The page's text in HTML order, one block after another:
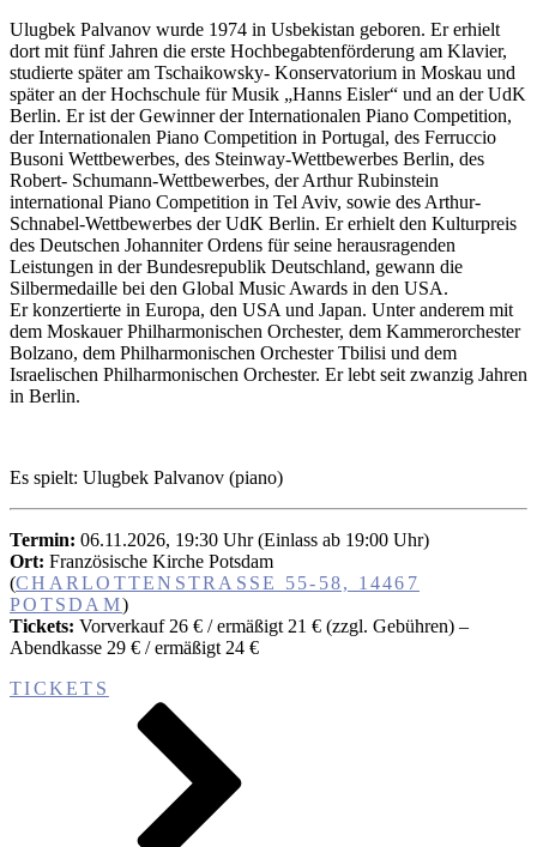
Ulugbek Palvanov wurde 1974 in Usbekistan geboren. Er erhielt
dort mit fünf Jahren die erste Hochbegabtenförderung am Klavier,
studierte später am Tschaikowsky- Konservatorium in Moskau und
später an der Hochschule für Musik „Hanns Eisler“ und an der UdK
Berlin. Er ist der Gewinner der Internationalen Piano Competition,
der Internationalen Piano Competition in Portugal, des Ferruccio
Busoni Wettbewerbes, des Steinway-Wettbewerbes Berlin, des
Robert- Schumann-Wettbewerbes, der Arthur Rubinstein
international Piano Competition in Tel Aviv, sowie des Arthur-
Schnabel-Wettbewerbes der UdK Berlin. Er erhielt den Kulturpreis
des Deutschen Johanniter Ordens für seine herausragenden
Leistungen in der Bundesrepublik Deutschland, gewann die
Silbermedaille bei den Global Music Awards in den USA.
Er konzertierte in Europa, den USA und Japan. Unter anderem mit
dem Moskauer Philharmonischen Orchester, dem Kammerorchester
Bolzano, dem Philharmonischen Orchester Tbilisi und dem
Israelischen Philharmonischen Orchester. Er lebt seit zwanzig Jahren
in Berlin.
Es spielt: Ulugbek Palvanov (piano)
Termin: 06.11.2026, 19:30 Uhr (Einlass ab 19:00 Uhr)
Ort: Französische Kirche Potsdam
(CHARLOTTENSTRASSE 55-58, 14467 P
OTSDAM
)
Tickets: Vorverkauf 26 € / ermäßigt 21 € (zzgl. Gebühren) –
Abendkasse 29 € / ermäßigt 24 €
TICKETS